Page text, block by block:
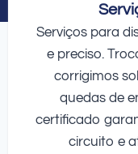
Serviços para
e preciso.
corrigimos
quedas de
certificado
circuito e